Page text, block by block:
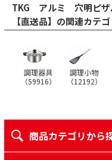
TKG アルミ 穴明ピザ
【直送品】の関連カテゴ
調理器具
（59916）
調理小物
（12192）
商品カテゴリから